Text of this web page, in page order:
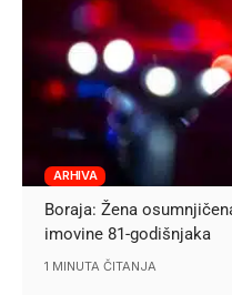
ARHIVA
Boraja: Žena
imovine 81-godišnjaka
1 MINUTA ČITANJA